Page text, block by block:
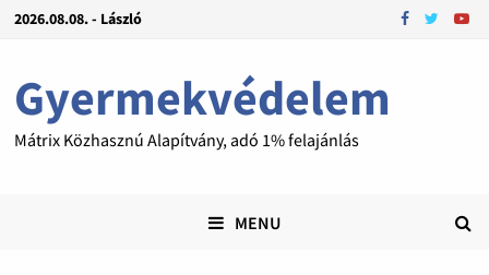
2026.08.08. - László
Gyermekvédelem
Mátrix Közhasznú Alapítvány, adó 1% felajánlás
MENU